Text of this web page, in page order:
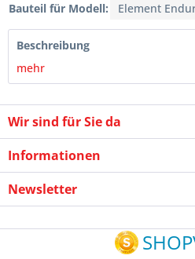
Bauteil für Modell:
Element
Beschreibung
mehr
Wir sind für Sie da
Informationen
Newsletter